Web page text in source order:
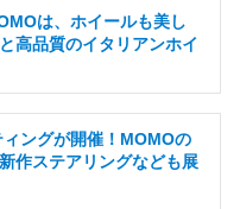
は、ホイールも美し
高品質のイタリアンホイ
ングが開催！MOMOの
作ステアリングなども展